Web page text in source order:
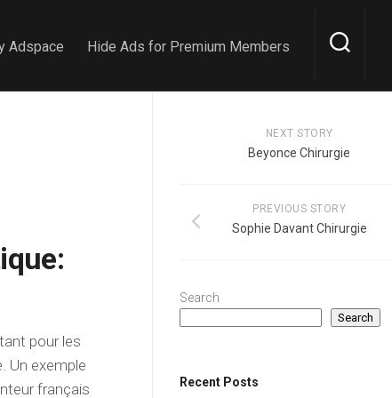
Adspace Hide Ads for Premium Members
pour les
Un exemple
français
NEXT STORY
Beyonce Chirurgie
PREVIOUS STORY
Sophie Davant Chirurgie
Search
Search
Recent Posts